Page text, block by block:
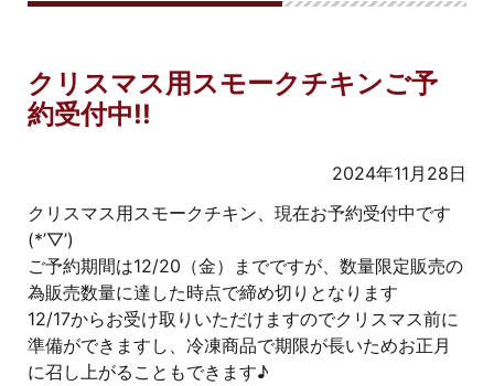
クリスマス用スモークチキンご予
約受付中!!
2024年11月28日
クリスマス用スモークチキン、現在お予約受付中です
(*’▽’)
ご予約期間は12/20（金）までですが、数量限定販売の
為販売数量に達した時点で締め切りとなります
12/17からお受け取りいただけますのでクリスマス前に
準備ができますし、冷凍商品で期限が長いためお正月
に召し上がることもできます♪